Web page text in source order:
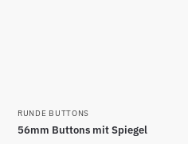
RUNDE BUTTONS
56mm Buttons mit Spiegel